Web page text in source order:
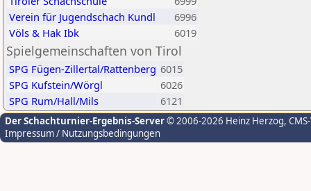
Verein für Jugendschach Kundl
6996
Völs & Hak Ibk
6019
Spielgemeinschaften von Tirol
SPG Fügen-Zillertal/Rattenberg 6015
SPG Kufstein/Wörgl
6026
SPG Rum/Hall/Mils
6121
Der Schachturnier-Ergebnis-Server© 2006-2026 Heinz Herzog,
Impressum / Nutzungsbedingungen